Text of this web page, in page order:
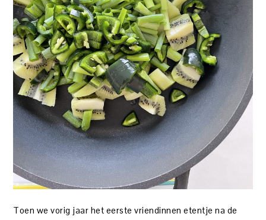
Toen we vorig jaar het eerste vriendinnen etentje na de